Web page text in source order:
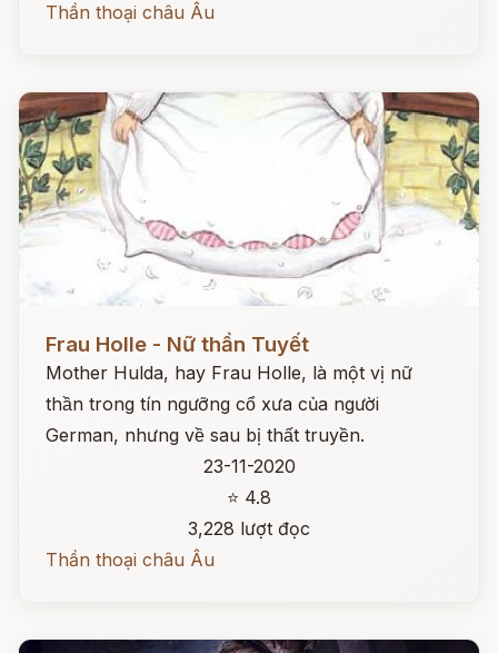
Thần thoại châu Âu
Frau Holle - Nữ thần Tuyết
Mother Hulda, hay Frau Holle, là một vị nữ
thần trong tín ngưỡng cổ xưa của người
German, nhưng về sau bị thất truyền.
23-11-2020
⭐ 4.8
3,228 lượt đọc
Thần thoại châu Âu